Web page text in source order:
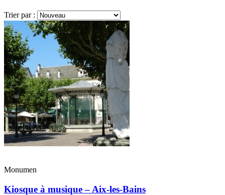
Trier par :
Monumen
Kiosque à musique – Aix-les-Bains